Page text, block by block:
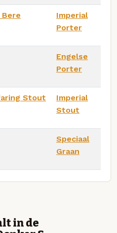
Imperial
Porter
Engelse
Porter
Stout
Imperial
Stout
Speciaal
Graan
in de